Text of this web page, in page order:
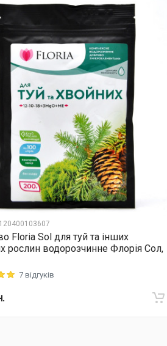
120400103607
Floria Sol для туй та інших
рослин водорозчинне Флорія Сол,
of 5
7 відгуків